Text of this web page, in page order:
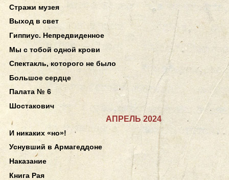
Стражи музея
Выход в свет
Гиппиус. Непредвиденное
Мы с тобой одной крови
Спектакль, которого не было
Большое сердце
Палата № 6
Шостакович
АПРЕЛЬ 2024
И никаких «но»!
Уснувший в Армагеддоне
Наказание
Книга Рая